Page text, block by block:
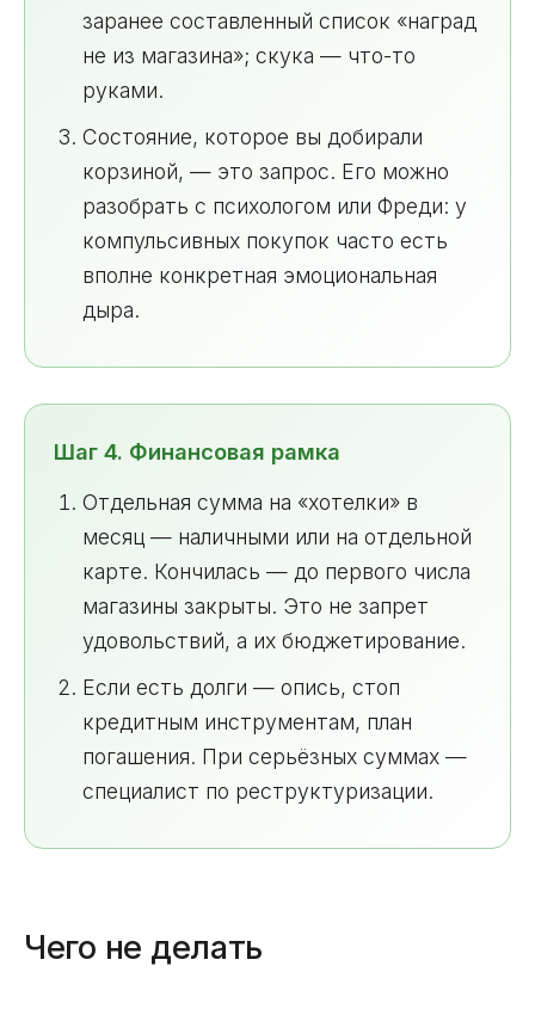
заранее составленный список «наград
не из магазина»; скука — что-то
руками.
Состояние, которое вы добирали
корзиной, — это запрос. Его можно
разобрать с психологом или Фреди: у
компульсивных покупок часто есть
вполне конкретная эмоциональная
дыра.
Шаг 4. Финансовая рамка
Отдельная сумма на «хотелки» в
месяц — наличными или на отдельной
карте. Кончилась — до первого числа
магазины закрыты. Это не запрет
удовольствий, а их бюджетирование.
Если есть долги — опись, стоп
кредитным инструментам, план
погашения. При серьёзных суммах —
специалист по реструктуризации.
Чего не делать